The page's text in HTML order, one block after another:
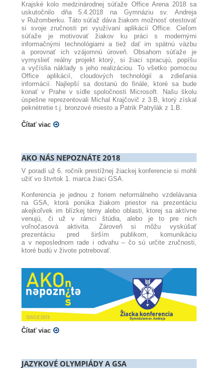
Krajské kolo medzinárodnej súťaže Office Arena 2018 sa
uskutočnilo dňa 5.4.2018 na Gymnáziu sv. Andreja
v Ružomberku. Táto súťaž dáva žiakom možnosť otestovať
si svoje zručnosti pri využívaní aplikácií Office. Cieľom
súťaže je motivovať žiakov ku práci s modernými
informačnými technológiami a tiež dať im spätnú väzbu
a porovnať ich vzájomnú úroveň. Obsahom súťaže je
vymyslieť reálny projekt ktorý, si žiaci spracujú, popíšu
a vyčíslia náklady s jeho realizáciou. To všetko pomocou
Office aplikácií, cloudových technológií a zdieľania
informácií. Najlepší sa dostanú do finále, ktoré sa bude
konať v Prahe v sídle spoločnosti Microsoft. Našu školu
úspešne reprezentovali Michal Krajčovič z 3.B, ktorý získal
peknétretie t.j. bronzové miesto a Patrik Patrylák z 1.B.
Čítať viac
AKO NÁS NEPOZNÁTE 2018
V poradí už 6. ročník prestížnej žiackej konferencie si mohli
užiť vo štvrtok 1. marca žiaci GSA.
Konferencia je jednou z foriem neformálneho vzdelávania
na GSA, ktorá ponúka žiakom priestor na prezentáciu
akejkoľvek im blízkej témy alebo oblasti, ktorej sa aktívne
venujú, či už v rámci štúdia, alebo je to pre nich
voľnočasová aktivita. Zároveň si môžu vyskúšať
prezentáciu pred širším publikom, komunikáciu
a v neposlednom rade i odvahu – čo sú určite zručnosti,
ktoré budú v živote potrebovať.
Čítať viac
JAZYKOVÉ OLYMPIÁDY A GSA